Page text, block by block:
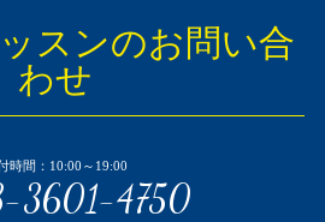
スンのお問い合
わせ
時間：10:00～19:00
4750